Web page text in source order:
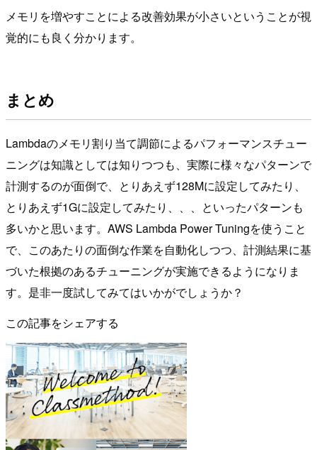
メモリを増やすことによる改善効果が小さいということが視
覚的にも良く分かります。
まとめ
Lambdaのメモリ割り当て調節によるパフォーマンスチュー
ニングは知識としては知りつつも、実際に様々なパターンで
計測するのが面倒で、とりあえず128Mに設定してみたり、
とりあえず1Gに設定してみたり、、、といったパターンも
多いかと思います。AWS Lambda Power Tuningを使うこと
で、このあたりの面倒な作業を自動化しつつ、計測結果に基
づいた根拠のあるチューニングが実施できるようになりま
す。是非一度試してみてはいかがでしょうか？
この記事をシェアする